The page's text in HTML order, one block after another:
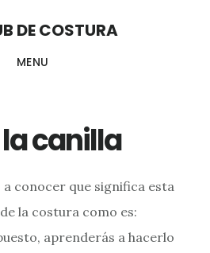
DE COSTURA
MENU
canilla
conocer que significa esta
la costura como es:
aprenderás a hacerlo